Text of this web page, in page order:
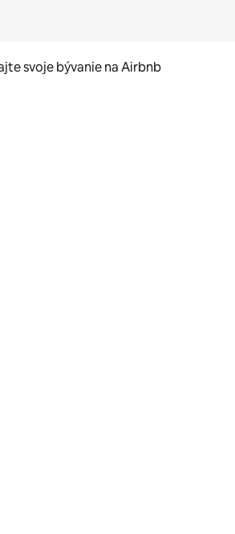
svoje bývanie na Airbnb
gest či potiahnutia prstom.